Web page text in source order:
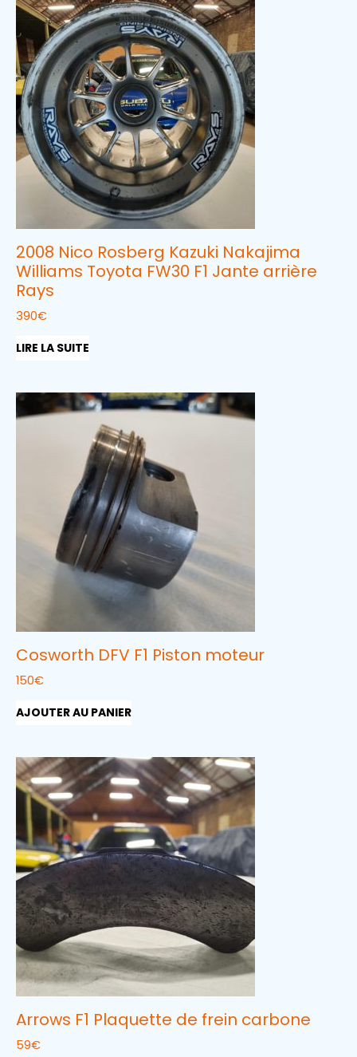
2008 Nico Rosberg Kazuki Nakajima
Williams Toyota FW30 F1 Jante arrière
Rays
390€
LIRE LA SUITE
Cosworth DFV F1 Piston moteur
150€
AJOUTER AU PANIER
Arrows F1 Plaquette de frein carbone
59€